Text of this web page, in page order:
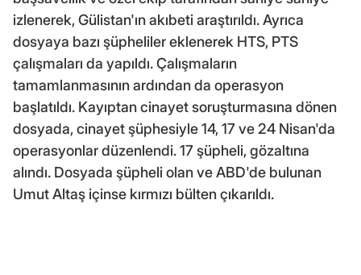
izlenerek, Gülistan'ın akıbeti araştırıldı. Ayrıca
dosyaya bazı şüpheliler eklenerek HTS, PTS
çalışmaları da yapıldı. Çalışmaların
tamamlanmasının ardından da operasyon
başlatıldı. Kayıptan cinayet soruşturmasına dönen
dosyada, cinayet şüphesiyle 14, 17 ve 24 Nisan'da
operasyonlar düzenlendi. 17 şüpheli, gözaltına
alındı. Dosyada şüpheli olan ve ABD'de bulunan
Umut Altaş içinse kırmızı bülten çıkarıldı.